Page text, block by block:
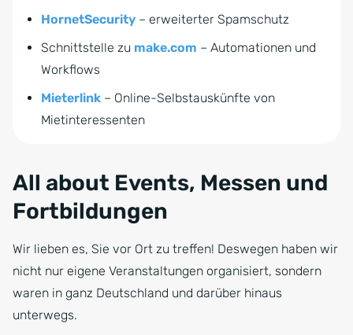
HornetSecurity – erweiterter Spamschutz
Schnittstelle zu make.com – Automationen und
Workflows
Mieterlink – Online-Selbstauskünfte von
Mietinteressenten
All about Events, Messen und
Fortbildungen
Wir lieben es, Sie vor Ort zu treffen! Deswegen haben wir
nicht nur eigene Veranstaltungen organisiert, sondern
waren in ganz Deutschland und darüber hinaus
unterwegs.